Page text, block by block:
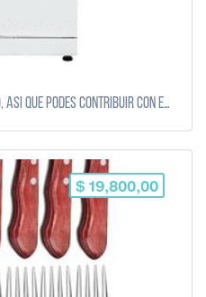
Sabemos que es un ítem costoso, así que podes contribuir con el monto que quieras y puedas!
$ 19,800,00